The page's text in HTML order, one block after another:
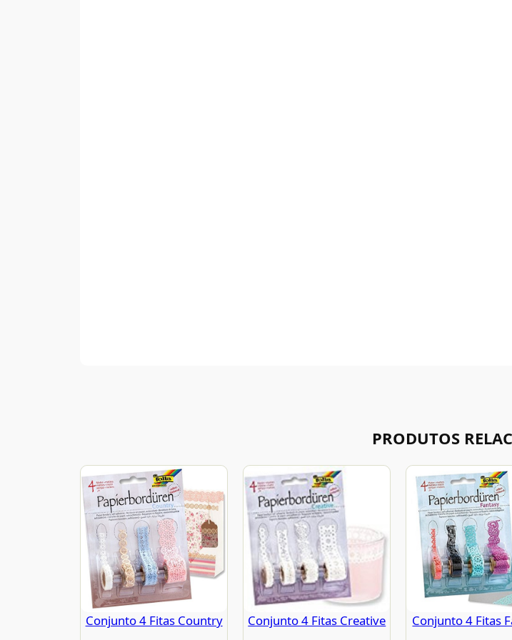
PRODUTOS
Conjunto 4 Fitas Country Conjunto 4 Fitas Creative Conjunto 4 Fitas